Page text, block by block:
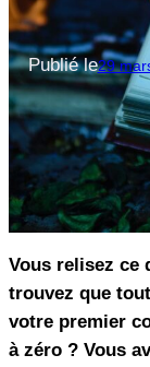
Publié le29
Vous relisez ce
trouvez que
votre premier
à zéro ? Vous